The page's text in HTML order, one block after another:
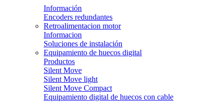
Información
Encoders redundantes
Retroalimentacion motor
Informacion
Soluciones de instalación
Equipamiento de huecos digital
Productos
Silent Move
Silent Move light
Silent Move Compact
Equipamiento digital de huecos con cable